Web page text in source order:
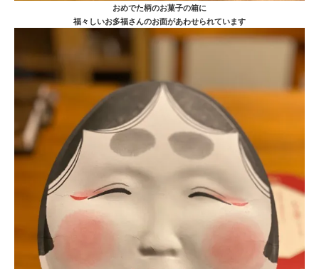
おめでた柄のお菓子の箱に
福々しいお多福さんのお面があわせられています